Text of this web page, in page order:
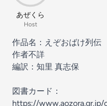
あぜくら
Host
作品名：えぞおばけ列伝
作者不詳
編訳：知里 真志保
図書カード：
https://www.aozora.gr.jp/